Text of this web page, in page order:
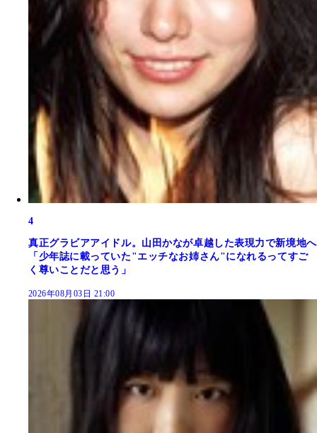
4
真正グラビアアイドル。山田かなが卓越した表現力で新境地へ
「少年誌に載っていた"エッチなお姉さん"になれるってすご
く尊いことだと思う」
2026年08月03日 21:00